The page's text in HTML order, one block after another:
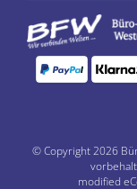
© Copyright 2026
modified